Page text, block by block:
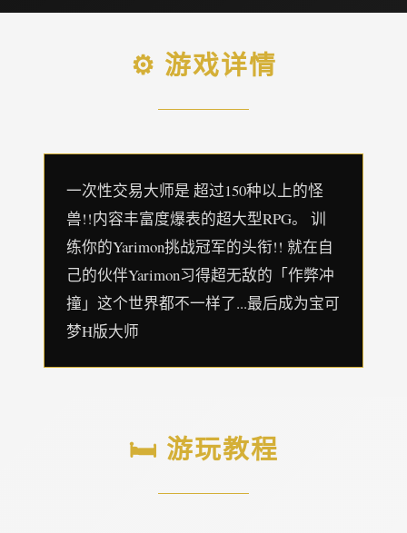
⚙️ 游戏详情
一次性交易大师是 超过150种以上的怪
兽!!内容丰富度爆表的超大型RPG。 训
练你的Yarimon挑战冠军的头衔!! 就在自
己的伙伴Yarimon习得超无敌的「作弊冲
撞」这个世界都不一样了...最后成为宝可
梦H版大师
🛏️ 游玩教程